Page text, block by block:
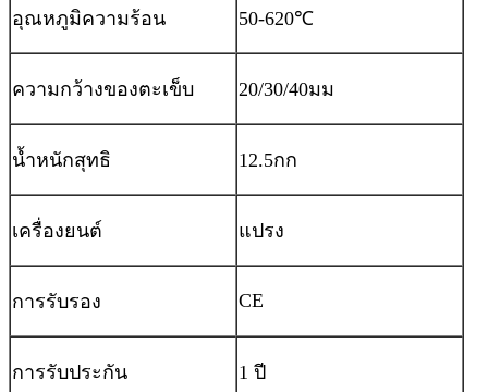
อุณหภูมิความร้อน 50-620℃
ความกว้างของตะเข็บ 20/30/40มม
น้ำหนักสุทธิ 12.5กก
เครื่องยนต์ แปรง
การรับรอง CE
การรับประกัน 1 ปี